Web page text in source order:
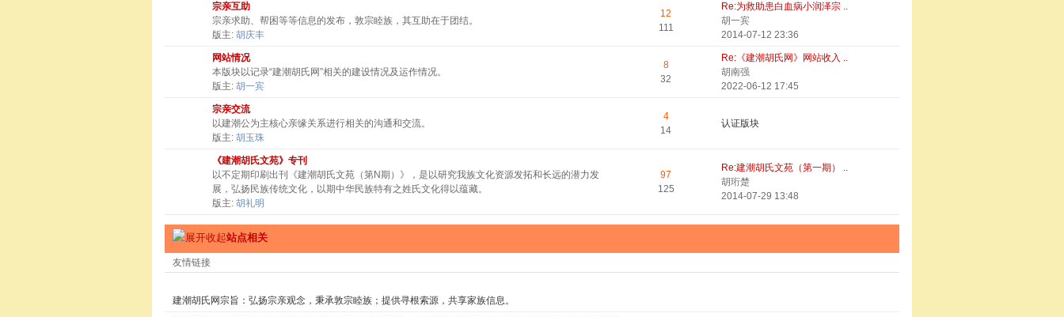
宗亲互助
宗亲求助、帮困等等信息的发布，敦宗睦族，其互助在于团结。
版主: 胡庆丰
12
111
Re:为救助患白血病小润泽宗 ..
胡一宾
2014-07-12 23:36
网站情况
本版块以记录“建潮胡氏网”相关的建设情况及运作情况。
版主: 胡一宾
8
32
Re:《建潮胡氏网》网站收入 ..
胡南强
2022-06-12 17:45
宗亲交流
以建潮公为主核心亲缘关系进行相关的沟通和交流。
版主: 胡玉珠
4
14
认证版块
《建潮胡氏文苑》专刊
以不定期印刷出刊《建潮胡氏文苑（第N期）》，是以研究我族文化资源发拓和长远的潜力发
展，弘扬民族传统文化，以期中华民族特有之姓氏文化得以蕴藏。
版主: 胡礼明
97
125
Re:建潮胡氏文苑（第一期） ..
胡珩楚
2014-07-29 13:48
站点相关
友情链接
建潮胡氏网宗旨：弘扬宗亲观念，秉承敦宗睦族；提供寻根索源，共享家族信息。